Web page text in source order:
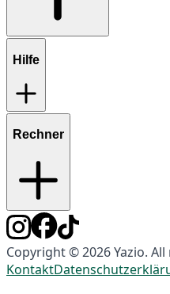
Hilfe
Rechner
Copyright © 2026 Yazio.
Kontakt